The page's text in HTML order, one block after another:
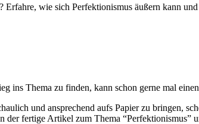
wie sich Perfektionismus äußern kann
ins Thema zu finden, kann schon gerne mal
und ansprechend aufs Papier zu bringen,
der fertige Artikel zum Thema